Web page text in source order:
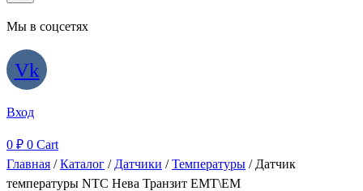
Мы в соцсетях
Vk
Вход
0 ₽ 0 Cart
Главная /Каталог / Датчики /Температуры / Датчик
температуры NTC Нева Транзит ЕМТ\ЕМ